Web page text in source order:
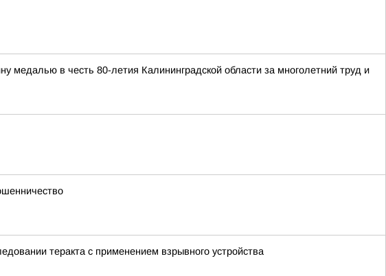
медалью в честь 80-летия Калининградской области за многолетний труд и
теракта с применением взрывного устройства